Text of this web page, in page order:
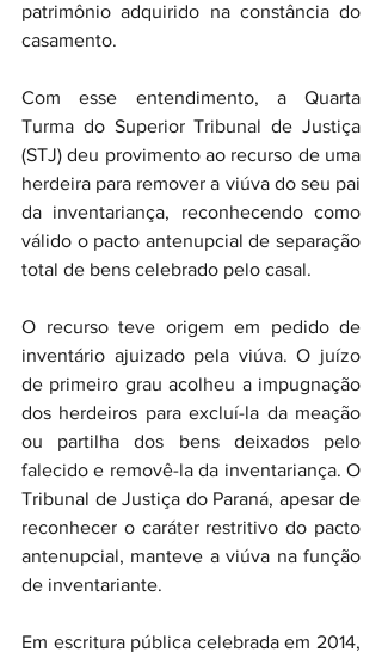
patrimônio adquirido na constância do
casamento.
Com esse entendimento, a Quarta
Turma do Superior Tribunal de Justiça
(STJ) deu provimento ao recurso de uma
herdeira para remover a viúva do seu pai
da inventariança, reconhecendo como
válido o pacto antenupcial de separação
total de bens celebrado pelo casal.
O recurso teve origem em pedido de
inventário ajuizado pela viúva. O juízo
de primeiro grau acolheu a impugnação
dos herdeiros para excluí-la da meação
ou partilha dos bens deixados pelo
falecido e removê-la da inventariança. O
Tribunal de Justiça do Paraná, apesar de
reconhecer o caráter restritivo do pacto
antenupcial, manteve a viúva na função
de inventariante.
Em escritura pública celebrada em 2014,